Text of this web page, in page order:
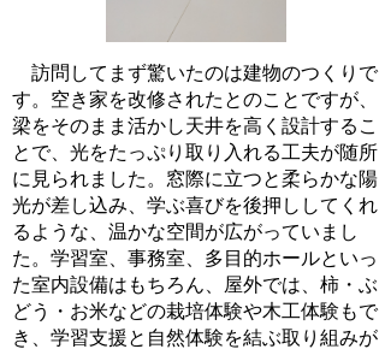
訪問してまず驚いたのは建物のつくりで
す。空き家を改修されたとのことですが、
梁をそのまま活かし天井を高く設計するこ
とで、光をたっぷり取り入れる工夫が随所
に見られました。窓際に立つと柔らかな陽
光が差し込み、学ぶ喜びを後押ししてくれ
るような、温かな空間が広がっていまし
た。学習室、事務室、多目的ホールといっ
た室内設備はもちろん、屋外では、柿・ぶ
どう・お米などの栽培体験や木工体験もで
き、学習支援と自然体験を結ぶ取り組みが